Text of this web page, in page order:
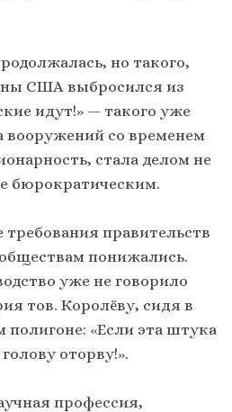
но такого,
США выбросился из
идут!» — такого уже
вооружений со временем
стала делом не
бюрократическим.
правительств
понижались.
уже не говорило
тов. Королёву, сидя в
«Если эта штука
оторву!».
профессия,